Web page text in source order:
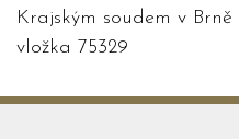
Krajským soudem v
vložka 75329